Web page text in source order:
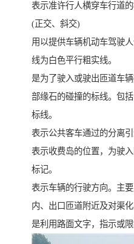
表示准许行人横穿车行道
(正交、斜交)
用以提供车辆机动车驾驶
线为白色平行粗实线。
是为了驶入或驶出匝道车
部缘石的碰撞的标线。包
标线。
表示公共客车通过的分离引
表示收费岛的位置，为驶
标记。
表示车辆的行驶方向。主
内、出口匝道附近及对渠化
是利用路面文字，指示或限